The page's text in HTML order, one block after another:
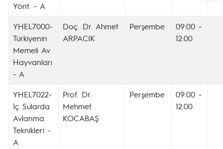
Yönt. - A
YHEL7000-
Türkiyenin
Memeli Av
Hayvanları
- A
Doç. Dr. Ahmet
ARPACIK
Perşembe
09:00 -
12:00
YHEL7022-
İç Sularda
Avlanma
Teknikleri -
A
Prof. Dr.
Mehmet
KOCABAŞ
Perşembe
09:00 -
12:00